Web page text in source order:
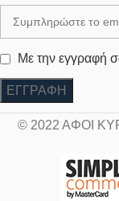
Με την εγγραφή
© 2022 ΑΦΟΙ